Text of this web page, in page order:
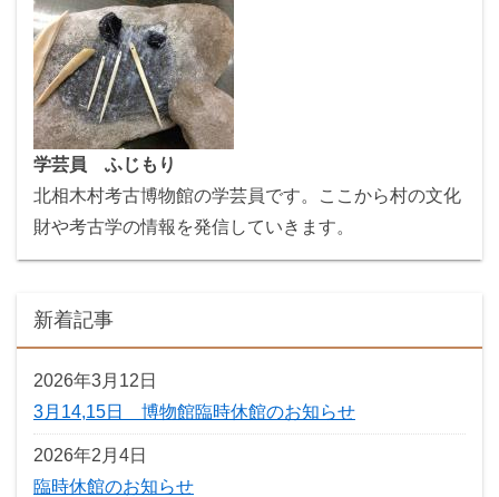
学芸員 ふじもり
北相木村考古博物館の学芸員です。ここから村の文化
財や考古学の情報を発信していきます。
新着記事
2026年3月12日
3月14,15日 博物館臨時休館のお知らせ
2026年2月4日
臨時休館のお知らせ